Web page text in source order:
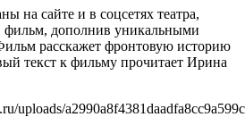
на сайте и в соцсетях театра,
фильм, дополнив уникальными
расскажет фронтовую историю
текст к фильму прочитает Ирина
uploads/